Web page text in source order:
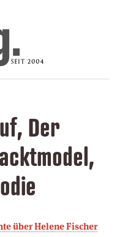
Der
über Helene Fischer